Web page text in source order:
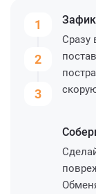
1
2
3
Сразу